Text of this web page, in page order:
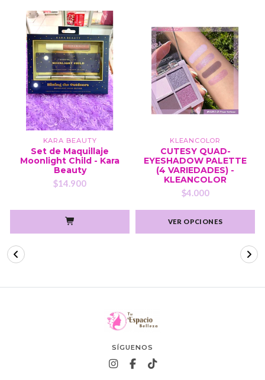
KARA BEAUTY
Set de Maquillaje
Moonlight Child - Kara
Beauty
$14.900
KLEANCOLOR
CUTESY QUAD-
EYESHADOW PALETTE
(4 VARIEDADES) -
KLEANCOLOR
$4.000
VER OPCIONES
SÍGUENOS